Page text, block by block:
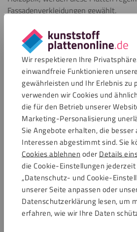
Wir respektieren Ihre
einwandfreie Funktionieren
gewährleisten und Ihr Erlebnis zu
verwenden wir Cookies und
die für den Betrieb unserer
Marketing-Personalisierung
Sie Angebote erhalten, die besser
Interessen abgestimmt sind. Sie
Cookies ablehnen oder Details
die Cookie-Einstellungen
„Datenschutz- und Cookie-
unserer Seite anpassen oder
Datenschutzerklärung lesen, um
erfahren, wie wir Ihre Daten
Fassadenverkleidungen gewählt.
Das Material eignet sich auch sehr gut
Anwendungen im Innenbereich, wie
Trennwände, Decken und Möbel.
zwar nicht in unserem Sortiment,
Dibond®-Platten eignen sich
Anwendungen.
Verfügbare Farben und
Alu-Sandwichplatten dieser Marke
breiten Sortiment nicht finden.
Dibond®-Platten in Markenqualität
Farben, Ausführungen und Dicken
unten.